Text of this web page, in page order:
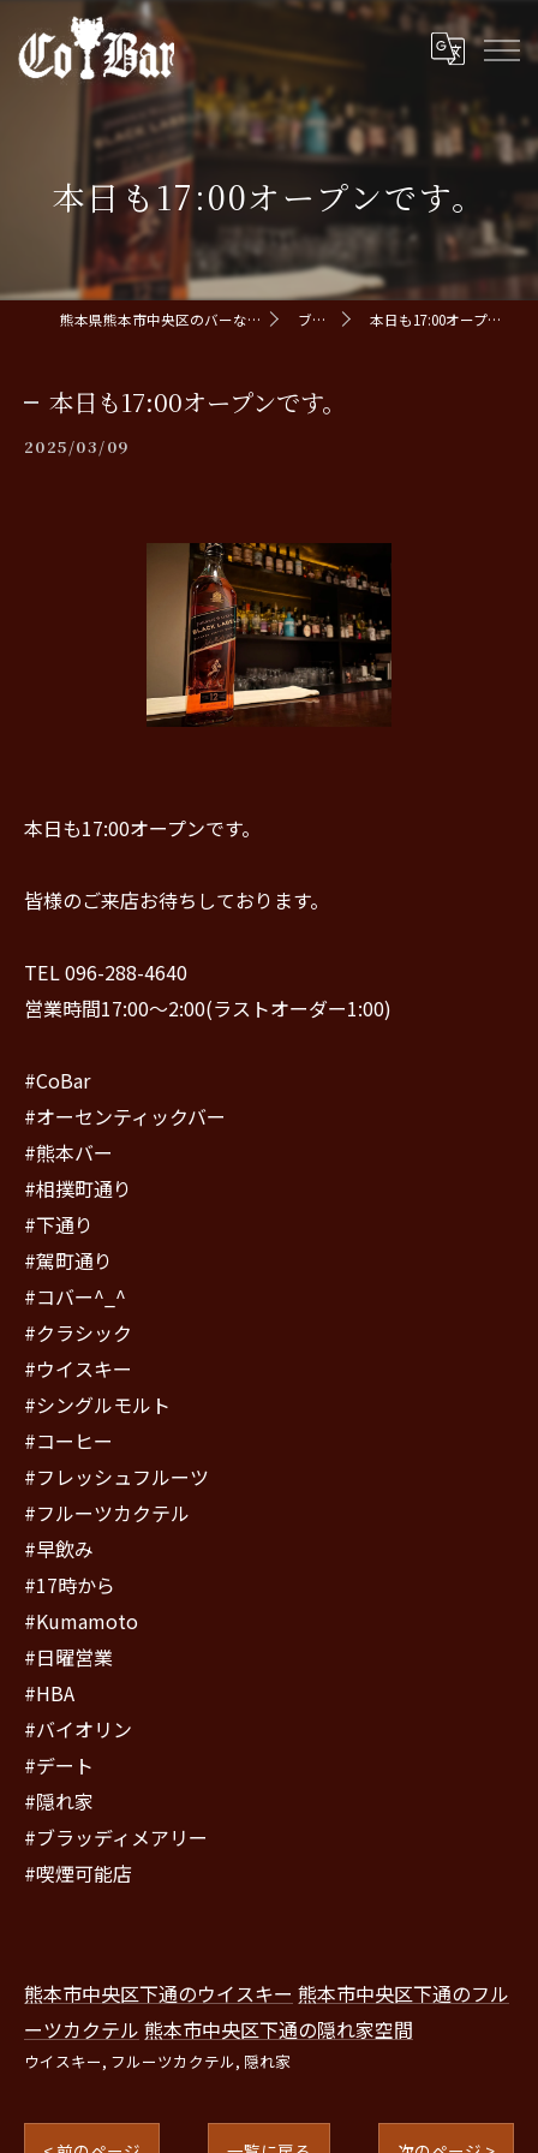
本日も17:00オープンです。
熊本県熊本市中央区のバーならCoBar ブログ 本日も17:00オープンです。
本日も17:00オープンです。
2025/03/09
本日も17:00オープンです。
皆様のご来店お待ちしております。
TEL 096-288-4640
営業時間17:00〜2:00(ラストオーダー1:00)
#CoBar
#オーセンティックバー
#熊本バー
#相撲町通り
#下通り
#駕町通り
#コバー^_^
#クラシック
#ウイスキー
#シングルモルト
#コーヒー
#フレッシュフルーツ
#フルーツカクテル
#早飲み
#17時から
#Kumamoto
#日曜営業
#HBA
#バイオリン
#デート
#隠れ家
#ブラッディメアリー
#喫煙可能店
熊本市中央区下通のウイスキー 熊本市中央区下通のフル
ーツカクテル 熊本市中央区下通の隠れ家空間
ウイスキー フルーツカクテル 隠れ家